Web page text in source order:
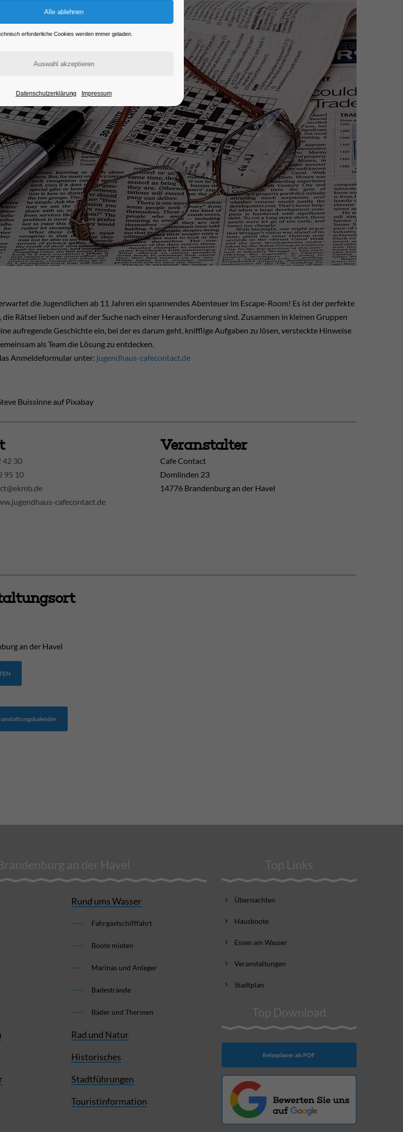
die Jugendlichen ab 11 Jahren ein spannendes Abenteuer im Escape-Room! Es ist der perfekte
die Rätsel lieben und auf der Suche nach einer Herausforderung sind. Zusammen in kleinen Gruppen
aufregende Geschichte ein, bei der es darum geht, knifflige Aufgaben zu lösen, versteckte Hinweise
als Team die Lösung zu entdecken.
Anmeldeformular unter: jugendhaus-cafecontact.de
Buissinne auf Pixabay
42 30
95 10
cafecontact.de
Veranstalter
Cafe Contact
Domlinden 23
14776 Brandenburg an der Havel
an der Havel
an der Havel
Rund ums Wasser
Fahrgastschifffahrt
Boote mieten
Marinas und Anleger
Badestrände
Bäder und Thermen
Rad und Natur
Historisches
Stadtführungen
Touristinformation
Top Links
Übernachten
Hausboote
Essen am Wasser
Veranstaltungen
Stadtplan
Top Download
Reiseplaner als PDF
erforderliche Cookies werden immer geladen.
Datenschutzerklärung Impressum